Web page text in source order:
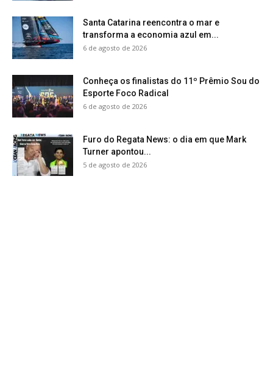
Santa Catarina reencontra o mar e
transforma a economia azul em...
6 de agosto de 2026
Conheça os finalistas do 11º Prêmio Sou do
Esporte Foco Radical
6 de agosto de 2026
Furo do Regata News: o dia em que Mark
Turner apontou...
5 de agosto de 2026